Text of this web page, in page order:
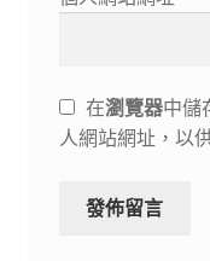
在瀏覽器中儲
人網站網址，以